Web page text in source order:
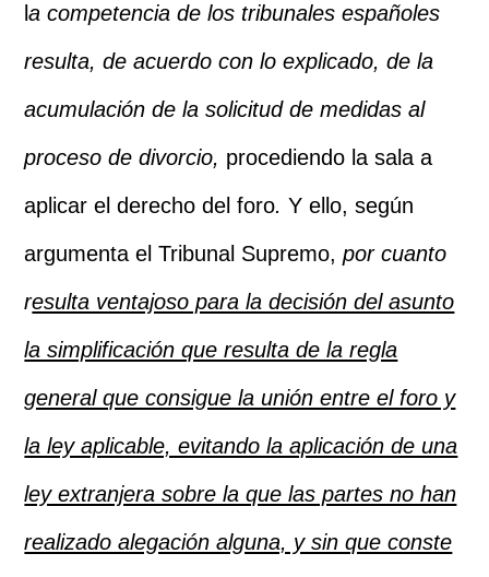
la competencia de los tribunales españoles
resulta, de acuerdo con lo explicado, de la
acumulación de la solicitud de medidas al
proceso de divorcio, procediendo la sala a
aplicar el derecho del foro.Y ello, según
argumenta el Tribunal Supremo,por cuanto
resulta ventajoso para la decisión del asunto
la simplificación que resulta de la regla
general que consigue la unión entre el foro y
la ley aplicable, evitando la aplicación de una
ley extranjera sobre la que las partes no han
realizado alegación alguna, y sin que conste